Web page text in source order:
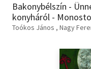
Gyermek- és ifjúsági
Bakonybélszín -
konyháról -
Toókos János Nagy